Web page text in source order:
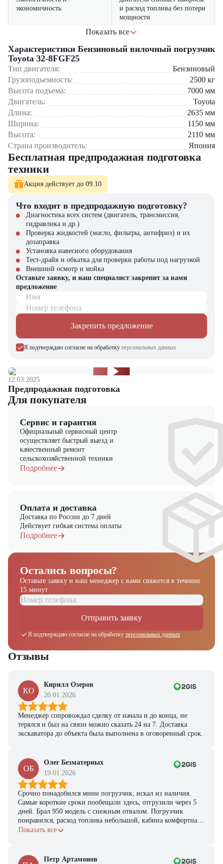
экономичность
и расход топлива без потери
мощности
Эффективность в работе
бензиновый двигатель
обеспечивает быстрое
ускорение и уверенную
Простота управления
удобное рулевое управление
и эргономичная кабина
комфортным и безопасным
Где применяется вилочный погрузчик Toyota 32-
8FGF25?
Складские комплексы и распределительные центры
Производственные предприятия и сборочные цеха
Оптово-розничные базы и логистические платформы
Строительные объекты и площадки
Почему стоит выбрать Toyota 32-8FGF25?
Оптимальная грузоподъемность для большинства задач
Надежность и бренд Toyota, проверенный годами
Экономичное потребление топлива и низкий уровень шума
Удобство управления даже в стесненных условиях
Гарантированная ликвидность на вторичном рынке
Купить бензиновый вилочный погрузчик Toyota 32-8FGF25 в
компании "ЦТО"
Компания "ЦТО" – официальный дилер техники Toyota,
предлагающий новые модели складского оборудования с гарантией.
У нас вы найдете: широкий выбор спецтехники, вилочных
погрузчиков, малой складской техники, навесного оборудования,
запчасти для долгосрочной эксплуатации, профессиональные
Мы осуществляем быструю доставку по всей России и
обеспечиваем сервисное обслуживание и ремонт.
📞 Звоните прямо сейчас для уточнения деталей и оформления
Выбирайте надежность и качество – выбирайте Toyota 32-
8FGF25 в "ЦТО"!
Показать все
Характеристики Бензиновый вилочный погрузчик
Toyota 32-8FGF25
Тип двигателя:
Бензиновый
Грузоподъемность:
2500 кг
Высота подъема:
7000 мм
Двигатель:
Toyota
Длина:
2635 мм
Ширина:
1150 мм
Высота:
2110 мм
Страна производитель:
Япония
Бесплатная предпродажная подготовка
техники
Акция действует до 09.10
Что входит в предпродажную подготовку?
Диагностика всех систем (двигатель, трансмиссия,
гидравлика и др.)
Проверка жидкостей (масло, фильтры, антифриз) и их
дозаправка
Установка навесного оборудования
Тест-драйв и обкатка для проверки работы под нагрузкой
Внешний осмотр и мойка
Оставьте заявку, и наш специалист закрепит за вами
предложение
Имя
Номер телефона
Закрепить предложение
Я подтверждаю согласие на обработку персональных данных
12.03.2025
Предпродажная подготовка
Для покупателя
Сервис и гарантия
Официальный сервисный центр
осуществляет быстрый выезд и
качественный ремонт
сельскохозяйственной техники
Подробнее
Оплата и доставка
Доставка по России до 7 дней
Действует гибкая система оплаты
Подробнее
Остались вопросы?
Оставьте заявку и наш менеджер с вами свяжется в течение
15 минут
Отправить заявку
Я подтверждаю согласие на обработку персональных данных
Отзывы
КО
Кирилл Озеров
20.01.2026
Менеджер сопровождал сделку от начала и до конца, не
терялся и был на связи можно сказать 24 на 7. Доставка
экскаватора до объекта была выполнена в оговоренный срок.
ОБ
Олег Безматерных
19.01.2026
Срочно понадобился мини погрузчик, искал из наличия.
Самые короткие сроки пообещали здесь, отгрузили через 5
дней. Брал 950 модель с снежным отвалом. Погрузчик
понравился, расход топлива небольшой, кабина комфортная,
с задачами справляется.
Показать все
Петр Артамонов